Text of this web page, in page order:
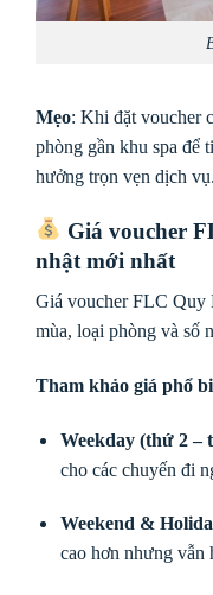
Mẹo: Khi đặt voucher
phòng gần khu spa để
hưởng trọn vẹn dịch vụ.
Giá voucher
nhật mới nhất
Giá voucher FLC Quy
mùa, loại phòng và số
Tham khảo giá phổ
Weekday (thứ 2 –
cho các chuyến đi
Weekend &
cao hơn nhưng vẫn